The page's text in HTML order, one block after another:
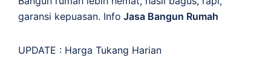
garansi kepuasan. Info Jasa Bangun Rumah
UPDATE : Harga Tukang Harian